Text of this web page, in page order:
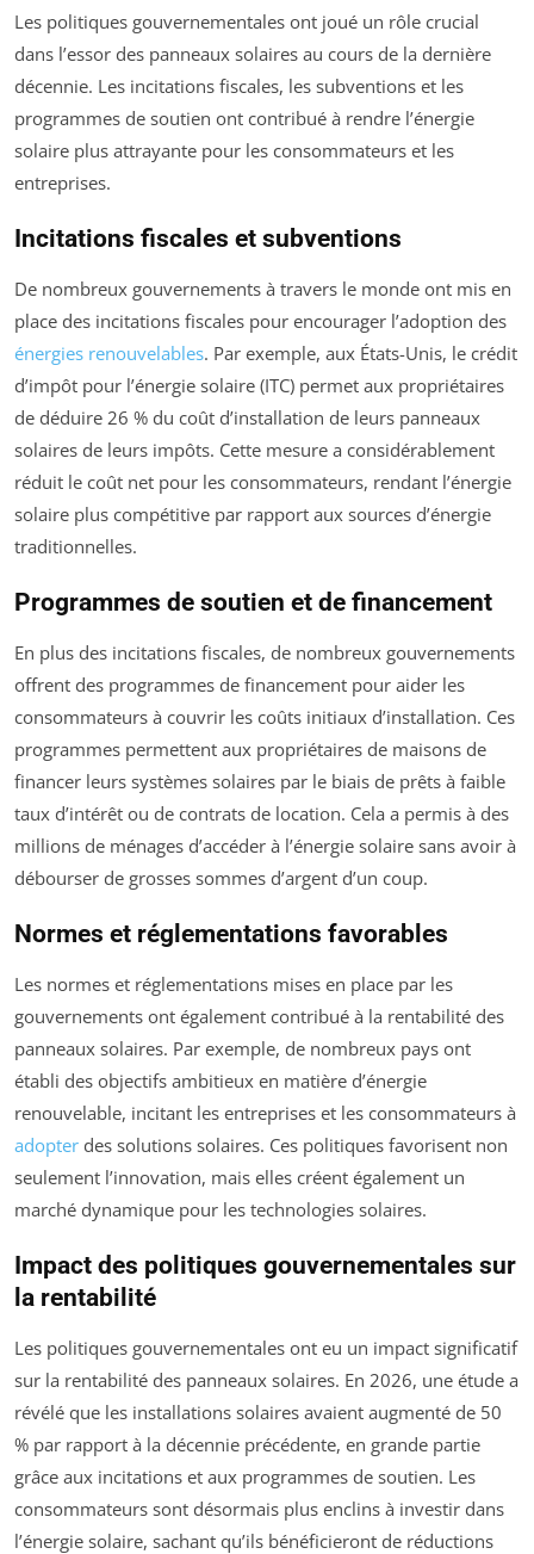
Les politiques gouvernementales ont joué un rôle crucial
dans l’essor des panneaux solaires au cours de la dernière
décennie. Les incitations fiscales, les subventions et les
programmes de soutien ont contribué à rendre l’énergie
solaire plus attrayante pour les consommateurs et les
entreprises.
Incitations fiscales et subventions
De nombreux gouvernements à travers le monde ont mis en
place des incitations fiscales pour encourager l’adoption des
énergies renouvelables. Par exemple, aux États-Unis, le crédit
d’impôt pour l’énergie solaire (ITC) permet aux propriétaires
de déduire 26 % du coût d’installation de leurs panneaux
solaires de leurs impôts. Cette mesure a considérablement
réduit le coût net pour les consommateurs, rendant l’énergie
solaire plus compétitive par rapport aux sources d’énergie
traditionnelles.
Programmes de soutien et de financement
En plus des incitations fiscales, de nombreux gouvernements
offrent des programmes de financement pour aider les
consommateurs à couvrir les coûts initiaux d’installation. Ces
programmes permettent aux propriétaires de maisons de
financer leurs systèmes solaires par le biais de prêts à faible
taux d’intérêt ou de contrats de location. Cela a permis à des
millions de ménages d’accéder à l’énergie solaire sans avoir à
débourser de grosses sommes d’argent d’un coup.
Normes et réglementations favorables
Les normes et réglementations mises en place par les
gouvernements ont également contribué à la rentabilité des
panneaux solaires. Par exemple, de nombreux pays ont
établi des objectifs ambitieux en matière d’énergie
renouvelable, incitant les entreprises et les consommateurs à
adopter des solutions solaires. Ces politiques favorisent non
seulement l’innovation, mais elles créent également un
marché dynamique pour les technologies solaires.
Impact des politiques gouvernementales sur
la rentabilité
Les politiques gouvernementales ont eu un impact significatif
sur la rentabilité des panneaux solaires. En 2026, une étude a
révélé que les installations solaires avaient augmenté de 50
% par rapport à la décennie précédente, en grande partie
grâce aux incitations et aux programmes de soutien. Les
consommateurs sont désormais plus enclins à investir dans
l’énergie solaire, sachant qu’ils bénéficieront de réductions